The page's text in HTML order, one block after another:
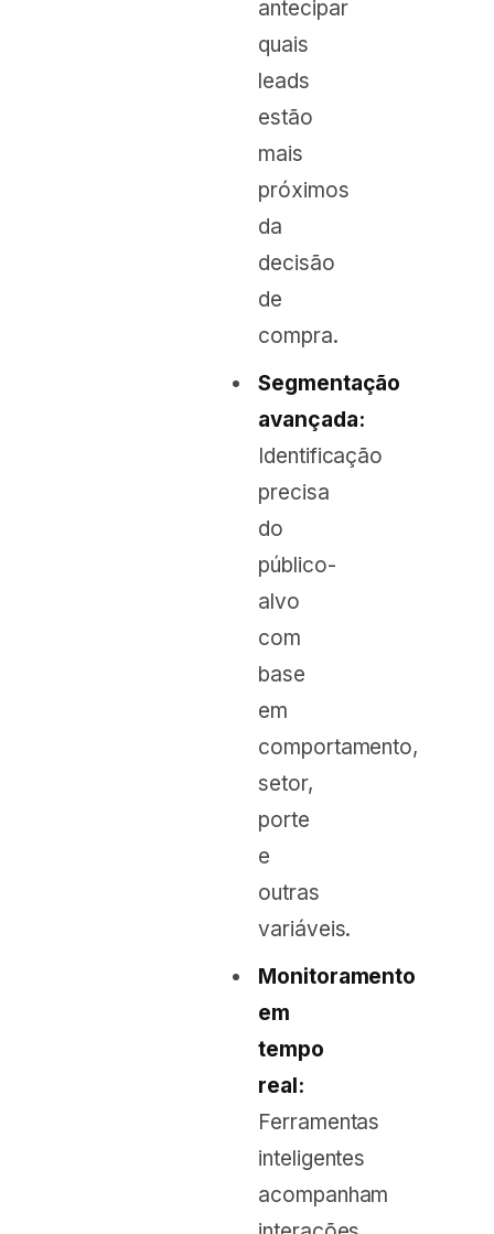
antecipar
quais
leads
estão
mais
próximos
da
decisão
de
compra.
Segmentação
avançada:
Identificação
precisa
do
público-
alvo
com
base
em
comportamento,
setor,
porte
e
outras
variáveis.
Monitoramento
em
tempo
real:
Ferramentas
inteligentes
acompanham